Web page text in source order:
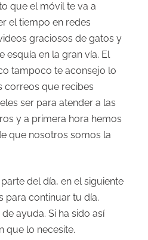
que el móvil te va a
el tiempo en redes
graciosos de gatos y
esquía en la gran vía. El
tampoco te aconsejo lo
correos que recibes
ser para atender a las
y a primera hora hemos
que nosotros somos la
del día, en el siguiente
para continuar tu día.
ayuda. Si ha sido así
que lo necesite.